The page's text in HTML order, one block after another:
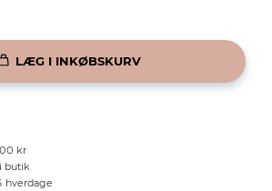
LÆG I INKØBSKURV
kr
butik
hverdage